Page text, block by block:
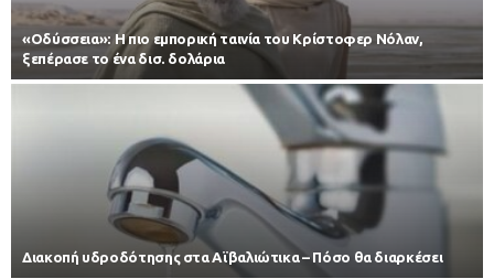
«Οδύσσεια»: Η πιο εμπορική ταινία του Κρίστοφερ Νόλαν,
ξεπέρασε το ένα δισ. δολάρια
Διακοπή υδροδότησης στα Αϊβαλιώτικα – Πόσο θα διαρκέσει